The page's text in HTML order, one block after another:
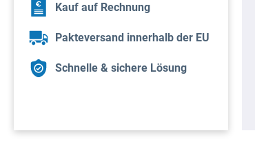
Kauf auf Rechnung
Pakteversand innerhalb der EU
Schnelle & sichere Lösung